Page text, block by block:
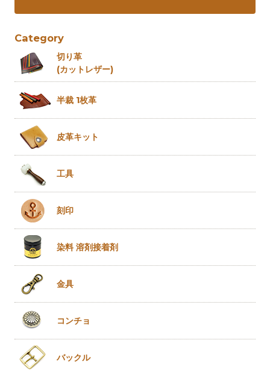
Category
切り革
(カットレザー)
半裁 1枚革
皮革キット
工具
刻印
染料 溶剤接着剤
金具
コンチョ
バックル